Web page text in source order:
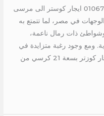
ايجار كوستر الى مرسى علم 01067451866 ايجار كوستر الى مرسى
في مصر، لما تتمتع به
ذات رمال ناعمة،
ومع وجود رغبة متزايدة في
السفر بشكل جماعي ومريح، أصبح إيجار كوزتر بسعة 21 كرسي من